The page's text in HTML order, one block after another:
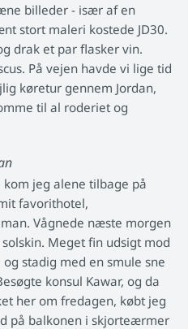
billeder - især af en
stort maleri kostede JD30.
drak et par flasker vin.
På vejen havde vi lige tid
køretur gennem Jordan,
til al roderiet og
jeg alene tilbage på
favorithotel,
Vågnede næste morgen
Meget fin udsigt mod
stadig med en smule sne
konsul Kawar, og da
her om fredagen, købt jeg
på balkonen i skjorteærmer